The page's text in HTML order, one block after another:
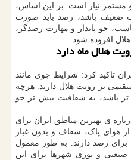
مستمر نیاز است. بر این اساس،
ضعیف باشد، رصد باید صورت
جو پایدار و مهارت رصدگر،
افزوده شود.
هلال ماه دارد
تاکید کرد: شرایط جوی مانند
بر رویت هلال دارند. هرچه
تر باشد، به شفافیت بیش تر جو
ی بهترین مناطق ایران برای
هوای پاک، شفاف و بدون غبار
برای رصد دارند. به طور معمول
صنعتی و نوری شهرها برای این